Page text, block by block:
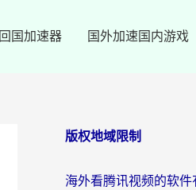
回国加速器 国外加速国内游戏
版权地域限制